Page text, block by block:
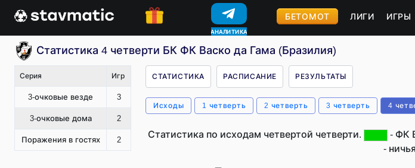
АНАЛИТИКА
КОНКУРСЫ
БЕТОМОТ ЛИГИ ИГРЫ
Статистика 4 четверти БК ФК Васко да Гама (Бразилия)
Серия Игр
3-очковые везде 3
3-очковые дома 2
Поражения в гостях 2
СТАТИСТИКА РАСПИСАНИЕ РЕЗУЛЬТАТЫ
Исходы 1 четверть 2 четверть 3 четверть 4
Статистика по исходам четвертой четверти. - ФК
-